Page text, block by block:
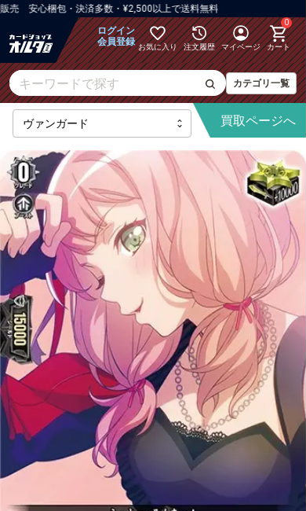
心梱包・決済多数・¥2,500以上で送料無料
ログイン
会員登録 お気に入り 注文履歴 マイページ
0
カート
カテゴリ一覧
最新弾
【DZ】ブースター
【DZ】その他ブースター
【DZ】デッキなど
【D】ブースター
【D】その他ブースター
【D】デッキなど
買取ページへ